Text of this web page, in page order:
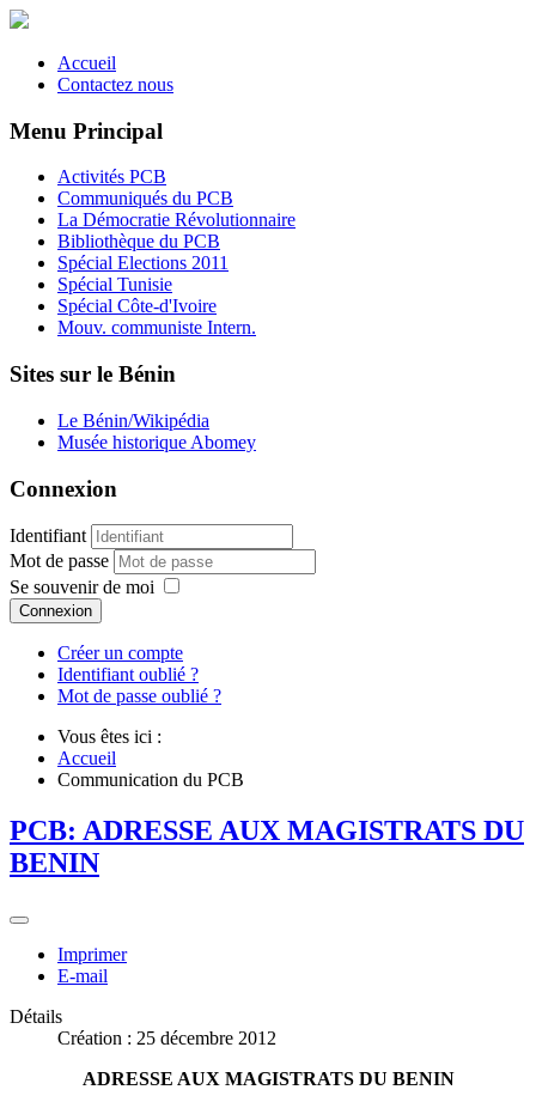
Accueil
Contactez nous
Menu Principal
Activités PCB
Communiqués du PCB
La Démocratie Révolutionnaire
Bibliothèque du PCB
Spécial Elections 2011
Spécial Tunisie
Spécial Côte-d'Ivoire
Mouv. communiste Intern.
Sites sur le Bénin
Le Bénin/Wikipédia
Musée historique Abomey
Connexion
Identifiant
Mot de passe
Se souvenir de moi
Connexion
Créer un compte
Identifiant oublié ?
Mot de passe oublié ?
Vous êtes ici :
Accueil
Communication du PCB
PCB: ADRESSE AUX MAGISTRATS DU
BENIN
Imprimer
E-mail
Détails
Création : 25 décembre 2012
ADRESSE AUX MAGISTRATS DU BENIN